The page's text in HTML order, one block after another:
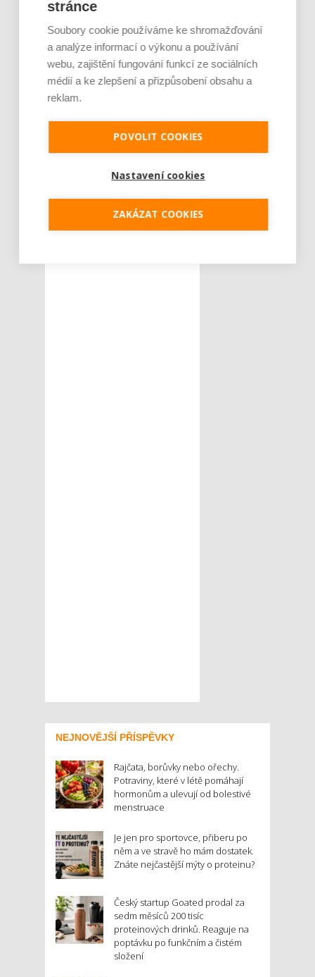
NEJNOVĚJŠÍ PŘÍSPĚVKY
Rajčata, borůvky nebo ořechy.
Potraviny, které v létě pomáhají
hormonům a ulevují od bolestivé
menstruace
Je jen pro sportovce, přiberu po
něm a ve stravě ho mám dostatek.
Znáte nejčastější mýty o proteinu?
Český startup Goated prodal za
sedm měsíců 200 tisíc
proteinových drinků. Reaguje na
poptávku po funkčním a čistém
složení
stránce
Soubory cookie používáme ke shromažďování
a analýze informací o výkonu a používání
webu, zajištění fungování funkcí ze sociálních
médií a ke zlepšení a přizpůsobení obsahu a
reklam.
POVOLIT COOKIES
Nastavení cookies
ZAKÁZAT COOKIES